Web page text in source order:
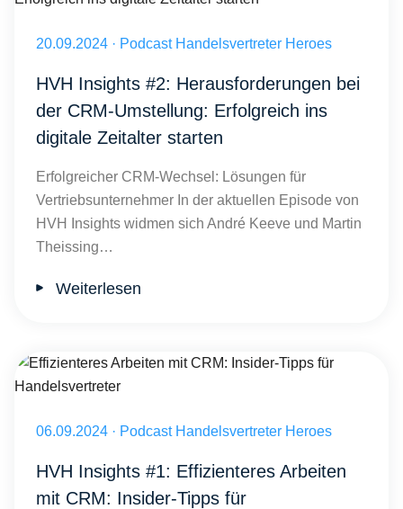
Veröffentlicht am 20.09.2024
20.09.2024 · Podcast Handelsvertreter Heroes
HVH Insights #2: Herausforderungen bei
der CRM-Umstellung: Erfolgreich ins
digitale Zeitalter starten
Erfolgreicher CRM-Wechsel: Lösungen für
Vertriebsunternehmer In der aktuellen Episode von
HVH Insights widmen sich André Keeve und Martin
Theissing…
Weiterlesen
Veröffentlicht am 06.09.2024
06.09.2024 · Podcast Handelsvertreter Heroes
HVH Insights #1: Effizienteres Arbeiten
mit CRM: Insider-Tipps für